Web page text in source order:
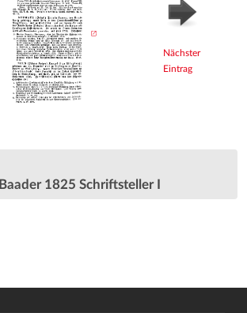
Nächster
Eintrag
Baader 1825 Schriftsteller I